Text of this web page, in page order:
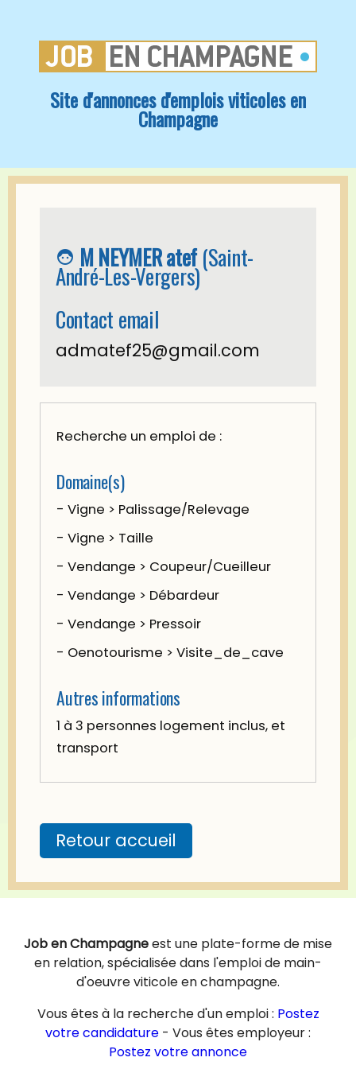
Site d'annonces d'emplois viticoles en
Champagne
face_6 M NEYMER atef(Saint-
André-Les-Vergers)
Contact email
admatef25@gmail.com
Recherche un emploi de :
Domaine(s)
- Vigne > Palissage/Relevage
- Vigne > Taille
- Vendange > Coupeur/Cueilleur
- Vendange > Débardeur
- Vendange > Pressoir
- Oenotourisme > Visite_de_cave
Autres informations
1 à 3 personnes logement inclus, et
transport
Retour accueil
Job en Champagneest une plate-forme de mise
en relation, spécialisée dans l'emploi de main-
d'oeuvre viticole en champagne.
Vous êtes à la recherche d'un emploi : Postez
votre candidature - Vous êtes employeur :
Postez votre annonce